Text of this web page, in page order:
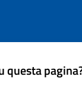
questa